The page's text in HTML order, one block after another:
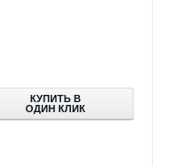
КУПИТЬ В
ОДИН КЛИК